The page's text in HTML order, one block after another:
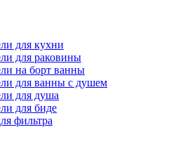
для кухни
для раковины
на борт ванны
для ванны с душем
для душа
для биде
фильтра